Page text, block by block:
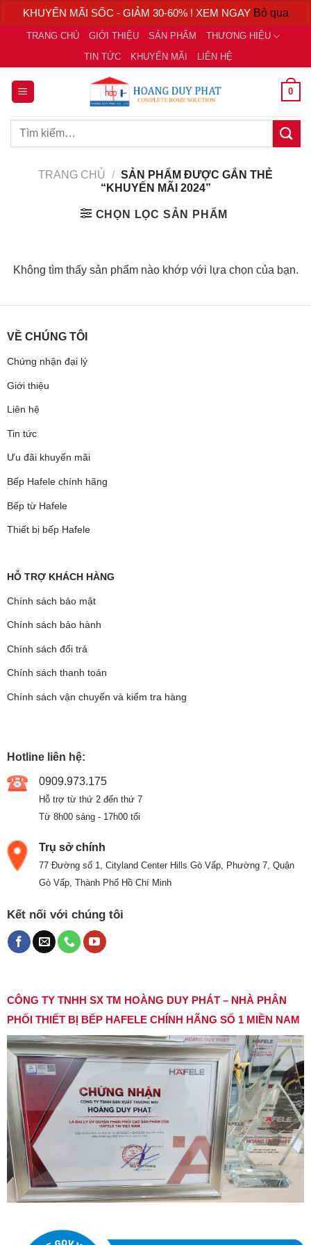
KHUYẾN MÃI SỐC - GIẢM 30-60% ! XEM NGAY Bỏ qua
Chuyển
nội
dung
TRANG CHỦ GIỚI THIỆU SẢN PHẨM
THƯƠNG HIỆU
TIN TỨC
KHUYẾN MÃI LIÊN HỆ
0
Tìm
TRANG CHỦ / SẢN PHẨM ĐƯỢC GẮN THẺ
“KHUYẾN MÃI 2024”
CHỌN LỌC SẢN PHẨM
Không tìm thấy sản phẩm nào khớp với lựa chọn của bạn.
VỀ CHÚNG TÔI
Chứng nhận đại lý
Giới thiệu
Liên hệ
Tin tức
Ưu đãi khuyến mãi
Bếp Hafele chính hãng
Bếp từ Hafele
Thiết bị bếp Hafele
HỖ TRỢ KHÁCH HÀNG
Chính sách bảo mật
Chính sách bảo hành
Chính sách đổi trả
Chính sách thanh toán
Chính sách vận chuyển và kiểm tra hàng
Hotline liên hệ:
0909.973.175
Hỗ trợ từ thứ 2 đến thứ 7
Từ 8h00 sáng - 17h00 tối
Trụ sở chính
77 Đường số 1, Cityland Center Hills Gò Vấp, Phường 7, Quận
Gò Vấp, Thành Phố Hồ Chí Minh
Kết nối với chúng tôi
CÔNG TY TNHH SX TM HOÀNG DUY PHÁT – NHÀ PHÂN
PHỐI THIẾT BỊ BẾP HAFELE CHÍNH HÃNG SỐ 1 MIỀN NAM